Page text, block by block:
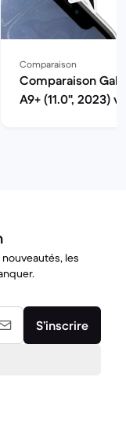
Comparaison
Comparaison
A9+ (11.0", 2023)
les
S’inscrire